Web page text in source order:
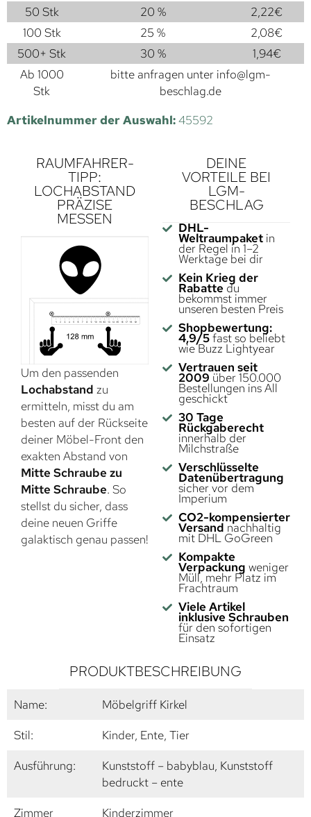
50 Stk
20 % 2,22€
100 Stk
25 % 2,08€
500+ Stk
30 % 1,94€
Ab 1000
Stk
bitte anfragen unter info@lgm-
beschlag.de
Artikelnummer der Auswahl:45592
RAUMFAHRER-
TIPP:
LOCHABSTAND
PRÄZISE
MESSEN
Um den passenden
Lochabstand zu
ermitteln, misst du am
besten auf der Rückseite
deiner Möbel-Front den
exakten Abstand von
Mitte Schraube zu
Mitte Schraube. So
stellst du sicher, dass
deine neuen Griffe
galaktisch genau passen!
DEINE
VORTEILE BEI
LGM-
BESCHLAG
DHL-
Weltraumpaketin
der Regel in 1–2
Werktage bei dir
Kein Krieg der
Rabatte du
bekommst immer
unseren besten Preis
Shopbewertung:
4,9/5fast so beliebt
wie Buzz Lightyear
Vertrauen seit
2009 über 150.000
Bestellungen ins All
geschickt
30 Tage
Rückgaberecht
innerhalb der
Milchstraße
Verschlüsselte
Datenübertragung
sicher vor dem
Imperium
CO2-kompensierter
Versand nachhaltig
mit DHL GoGreen
Kompakte
Verpackung weniger
Müll, mehr Platz im
Frachtraum
Viele Artikel
inklusive Schrauben
für den sofortigen
Einsatz
PRODUKTBESCHREIBUNG
Name:
Möbelgriff Kirkel
Stil:
Kinder, Ente, Tier
Ausführung:
Kunststoff – babyblau, Kunststoff
bedruckt – ente
Zimmer
Kinderzimmer